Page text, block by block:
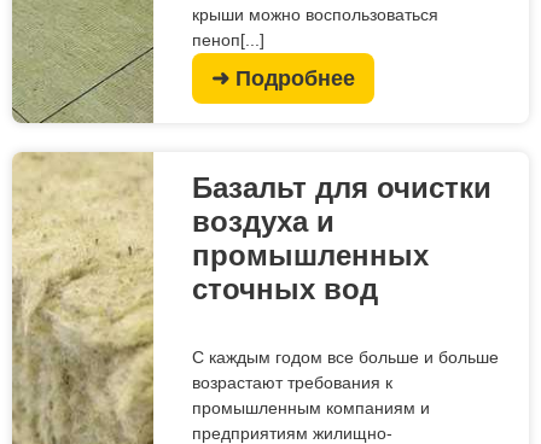
крыши можно воспользоваться
пеноп[...]
➜ Подробнее
Базальт для очистки
воздуха и
промышленных
сточных вод
С каждым годом все больше и больше
возрастают требования к
промышленным компаниям и
предприятиям жилищно-